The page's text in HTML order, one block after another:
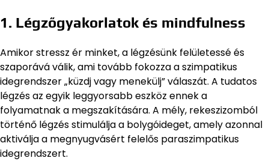
1. Légzőgyakorlatok és mindfulness
Amikor stressz ér minket, a légzésünk felületessé és
szaporává válik, ami tovább fokozza a szimpatikus
idegrendszer „küzdj vagy menekülj” válaszát. A tudatos
légzés az egyik leggyorsabb eszköz ennek a
folyamatnak a megszakítására. A mély, rekeszizomból
történő légzés stimulálja a bolygóideget, amely azonnal
aktiválja a megnyugvásért felelős paraszimpatikus
idegrendszert.